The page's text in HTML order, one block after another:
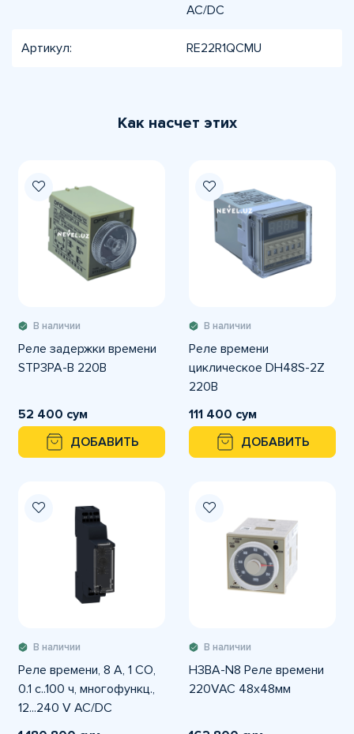
AC/DC
Артикул: RE22R1QCMU
Как насчет этих
В наличии
Реле задержки времени
STP3PA-B 220В
52 400 сум
ДОБАВИТЬ
В наличии
Реле времени
циклическое DH48S-2Z
220В
111 400 сум
ДОБАВИТЬ
В наличии
Реле времени, 8 A, 1 CO,
0.1 с..100 ч, многофункц.,
12...240 V AC/DC
В наличии
H3BA-N8 Реле времени
220VAC 48x48мм